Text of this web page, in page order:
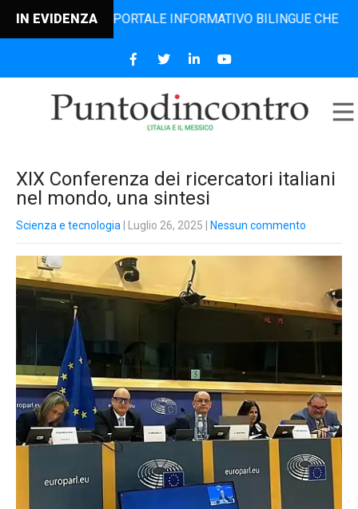
IN EVIDENZAIL PORTALE INFORMATIVO BILINGUE CHE DAL
XIX Conferenza dei ricercatori italiani
nel mondo, una sintesi
Scienza e tecnologia | Luglio 26, 2025 Nessun commento